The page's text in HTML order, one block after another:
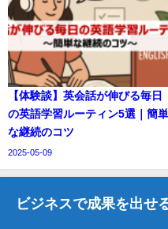
【体験談】英会話が伸びる毎日
の英語学習ルーティン5選｜簡単
な継続のコツ
2025-05-09
ビジネスで成果を出せ